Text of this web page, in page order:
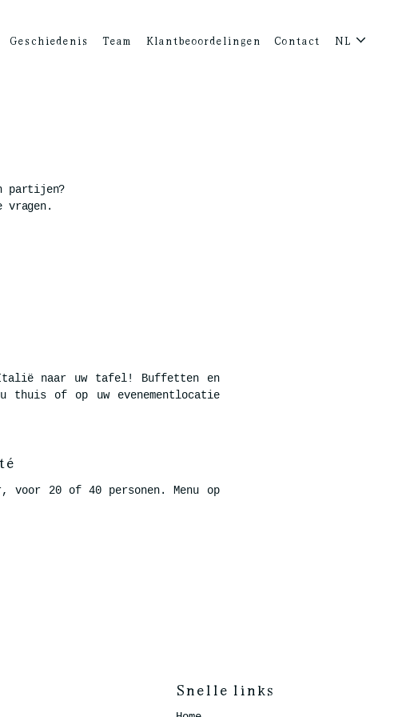
Geschiedenis Team Klantbeoordelingen Contact NL
partijen?
vragen.
Italië naar uw tafel! Buffetten en
thuis of op uw evenementlocatie
voor 20 of 40 personen. Menu op
Snelle links